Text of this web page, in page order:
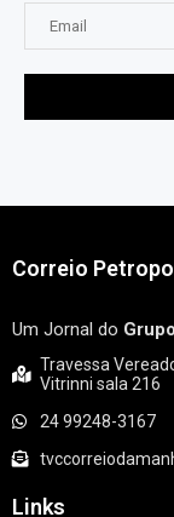
Correio
Um Jornal do
Travessa
Vitrinni sala 216
24 99248-3167
Links